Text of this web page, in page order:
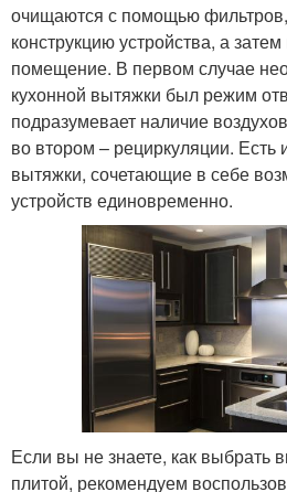
очищаются с помощью
конструкцию устройства, а
помещение. В первом случае
кухонной вытяжки был режим
подразумевает наличие
во втором – рециркуляции. Есть
вытяжки, сочетающие в себе
устройств единовременно.
Если вы не знаете, как выбрать
плитой, рекомендуем